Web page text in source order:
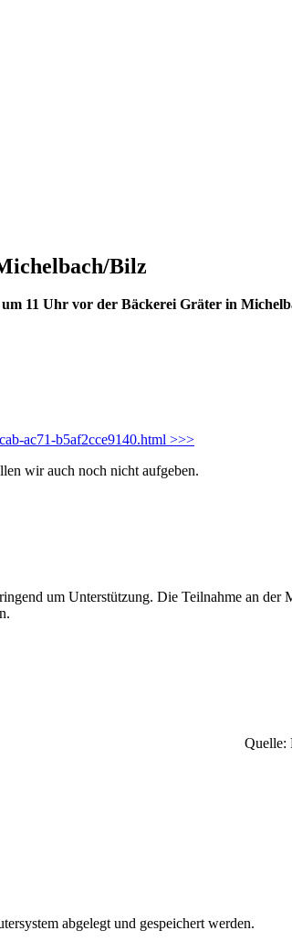
Bilz
11 Uhr vor der Bäckerei Gräter in
ac71-b5af2cce9140.html >>>
wir auch noch nicht aufgeben.
um Unterstützung. Die Teilnahme an der
Quelle:
abgelegt und gespeichert werden.